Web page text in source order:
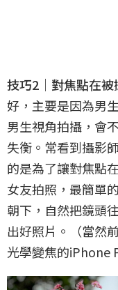
技巧2｜對焦點在被
好，主要是因為男
男生視角拍攝，會
失衡。常看到攝影
的是為了讓對焦點
女友拍照，最簡單
朝下，自然把鏡頭
出好照片。（當然
光學變焦的iPhone